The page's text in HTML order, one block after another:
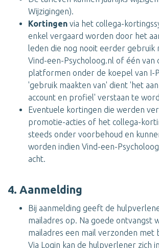
Wijzigingen).
Kortingen via het collega-
enkel vergaard worden door het
leden die nog nooit eerder gebruik
Vind-een-Psycholoog.nl of één van
platformen onder de koepel van I-
'gebruik maakten van' dient 'het
account en profiel' verstaan te
Eventuele kortingen die werden
promotie-acties of het collega-
steeds onder voorbehoud en
worden indien Vind-een-
acht.
4. Aanmelding
Bij aanmelding geeft de
mailadres op. Na goede ontvangst
mailadres een mail verzonden met
Via Login kan de hulpverlener zich